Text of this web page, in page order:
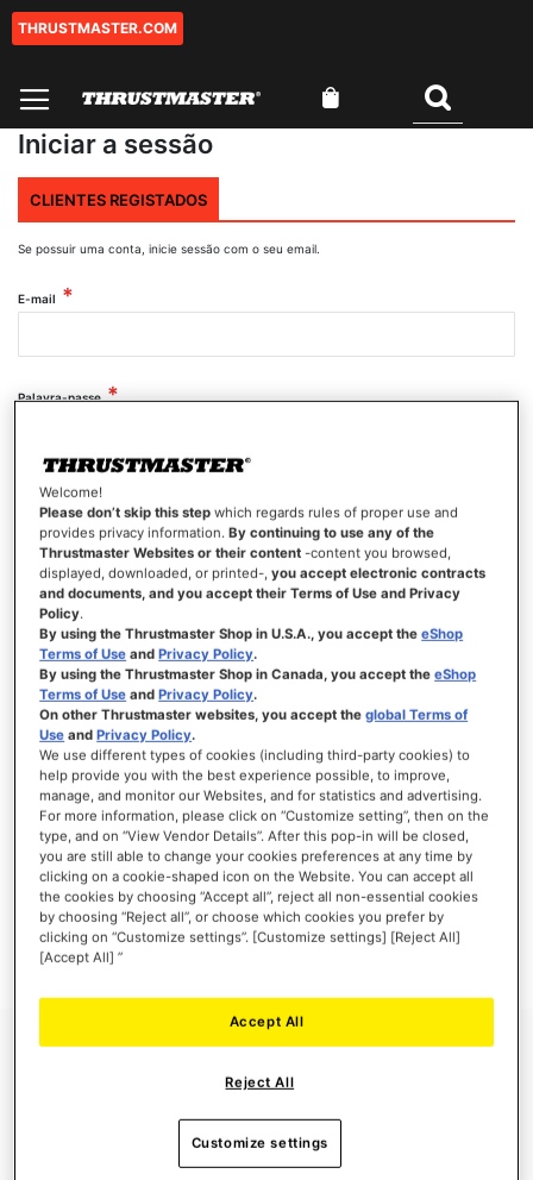
Conteúdo
THRUSTMASTER.COM
O Meu Carrinho
Iniciar a sessão
CLIENTES REGISTADOS
Se possuir uma conta, inicie sessão com o seu email.
E-mail
Palavra-passe
Mostrar palavra-passe
INICIAR SESSÃO
Esqueceu-se da Palavra-passe?
NOVOS CLIENTES
Criar uma conta online tem muitas vantagens: finalizar as encomendas mais
rapidamente, gravar mais que uma morada, seguir o estado das suas encomendas e
muito mais.
CRIAR UMA CONTA
Welcome!
Please don’t skip this step which regards rules of proper use and
provides privacy information.By continuing to use any of the
Thrustmaster Websites or their content -content you browsed,
displayed, downloaded, or printed-,you accept electronic contracts
and documents, and you accept their Terms of Use and Privacy
Policy.
By using the Thrustmaster Shop in U.S.A., you accept theeShop
Terms of Use andPrivacy Policy.
By using the Thrustmaster Shop in Canada, you accept theeShop
Terms of Use andPrivacy Policy.
On other Thrustmaster websites, you accept theglobal Terms of
Use andPrivacy Policy.
We use different types of cookies (including third-party cookies) to
help provide you with the best experience possible, to improve,
manage, and monitor our Websites, and for statistics and advertising.
For more information, please click on “Customize setting”, then on the
type, and on “View Vendor Details”. After this pop-in will be closed,
you are still able to change your cookies preferences at any time by
clicking on a cookie-shaped icon on the Website. You can accept all
the cookies by choosing “Accept all”, reject all non-essential cookies
by choosing “Reject all”, or choose which cookies you prefer by
clicking on “Customize settings”. [Customize settings] [Reject All]
[Accept All] ”
Reject All
Accept All
Customize settings